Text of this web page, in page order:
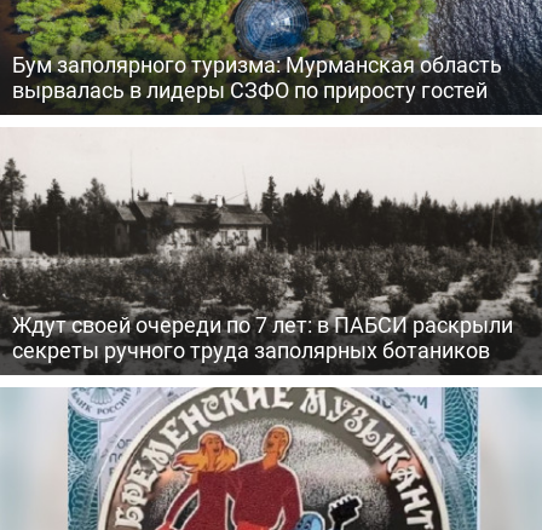
Бум заполярного туризма: Мурманская область
вырвалась в лидеры СЗФО по приросту гостей
Ждут своей очереди по 7 лет: в ПАБСИ раскрыли
секреты ручного труда заполярных ботаников